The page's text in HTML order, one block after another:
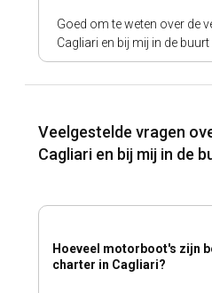
Goed om te weten over de
Cagliari en bij mij in de buurt
Veelgestelde vragen
Cagliari en bij mij in de
Hoeveel motorboot's zijn
charter in Cagliari?